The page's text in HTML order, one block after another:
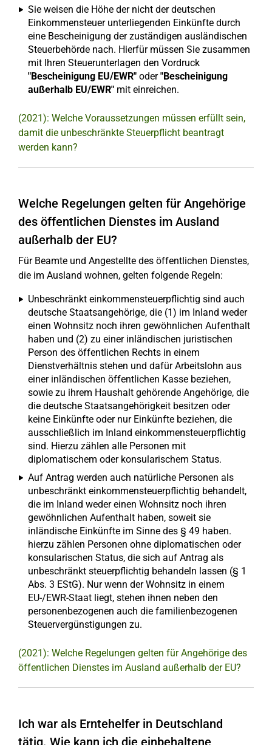
Sie weisen die Höhe der nicht der deutschen
Einkommensteuer unterliegenden Einkünfte durch
eine Bescheinigung der zuständigen ausländischen
Steuerbehörde nach. Hierfür müssen Sie zusammen
mit Ihren Steuerunterlagen den Vordruck
"Bescheinigung EU/EWR" oder"Bescheinigung
außerhalb EU/EWR" mit einreichen.
(2021): Welche Voraussetzungen müssen erfüllt sein,
damit die unbeschränkte Steuerpflicht beantragt
werden kann?
Welche Regelungen gelten für Angehörige
des öffentlichen Dienstes im Ausland
außerhalb der EU?
Für Beamte und Angestellte des öffentlichen Dienstes,
die im Ausland wohnen, gelten folgende Regeln:
Unbeschränkt einkommensteuerpflichtig sind auch
deutsche Staatsangehörige, die (1) im Inland weder
einen Wohnsitz noch ihren gewöhnlichen Aufenthalt
haben und (2) zu einer inländischen juristischen
Person des öffentlichen Rechts in einem
Dienstverhältnis stehen und dafür Arbeitslohn aus
einer inländischen öffentlichen Kasse beziehen,
sowie zu ihrem Haushalt gehörende Angehörige, die
die deutsche Staatsangehörigkeit besitzen oder
keine Einkünfte oder nur Einkünfte beziehen, die
ausschließlich im Inland einkommensteuerpflichtig
sind. Hierzu zählen alle Personen mit
diplomatischem oder konsularischem Status.
Auf Antrag werden auch natürliche Personen als
unbeschränkt einkommensteuerpflichtig behandelt,
die im Inland weder einen Wohnsitz noch ihren
gewöhnlichen Aufenthalt haben, soweit sie
inländische Einkünfte im Sinne des § 49 haben.
hierzu zählen Personen ohne diplomatischen oder
konsularischen Status, die sich auf Antrag als
unbeschränkt steuerpflichtig behandeln lassen (§ 1
Abs. 3 EStG). Nur wenn der Wohnsitz in einem
EU-/EWR-Staat liegt, stehen ihnen neben den
personenbezogenen auch die familienbezogenen
Steuervergünstigungen zu.
(2021): Welche Regelungen gelten für Angehörige des
öffentlichen Dienstes im Ausland außerhalb der EU?
Ich war als Erntehelfer in Deutschland
tätig. Wie kann ich die einbehaltene